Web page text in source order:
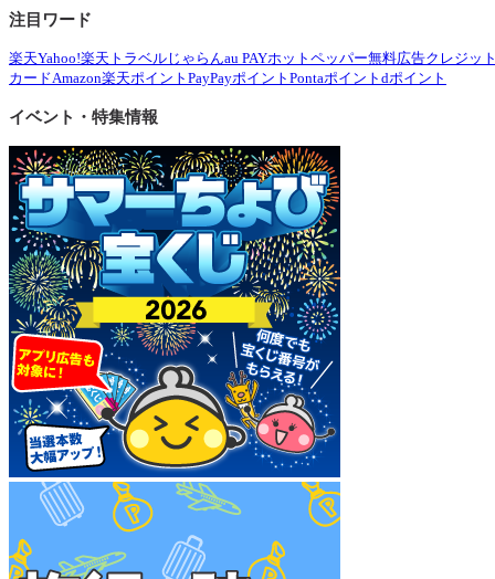
注目ワード
楽天Yahoo!楽天トラベル じゃらんau PAYホットペッパー無料広告クレジッ
カードAmazon楽天ポイント PayPayポイント Pontaポイント dポイント
イベント・特集情報